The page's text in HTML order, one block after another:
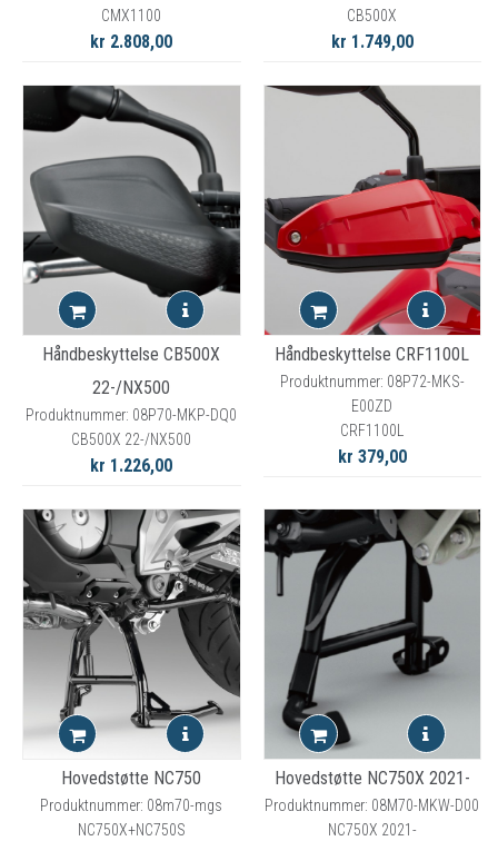
CMX1100
kr 2.808,00
CB500X
kr 1.749,00
Håndbeskyttelse CB500X
22-/NX500
Produktnummer: 08P70-MKP-DQ0
CB500X 22-/NX500
kr 1.226,00
Håndbeskyttelse CRF1100L
Produktnummer: 08P72-MKS-
E00ZD
CRF1100L
kr 379,00
Hovedstøtte NC750
Produktnummer: 08m70-mgs
NC750X+NC750S
Hovedstøtte NC750X 2021-
Produktnummer: 08M70-MKW-D00
NC750X 2021-